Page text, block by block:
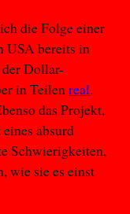
die Folge einer
USA bereits in
Dollar-
in Teilenreal.
das Projekt,
absurd
Schwierigkeiten,
wie sie es einst